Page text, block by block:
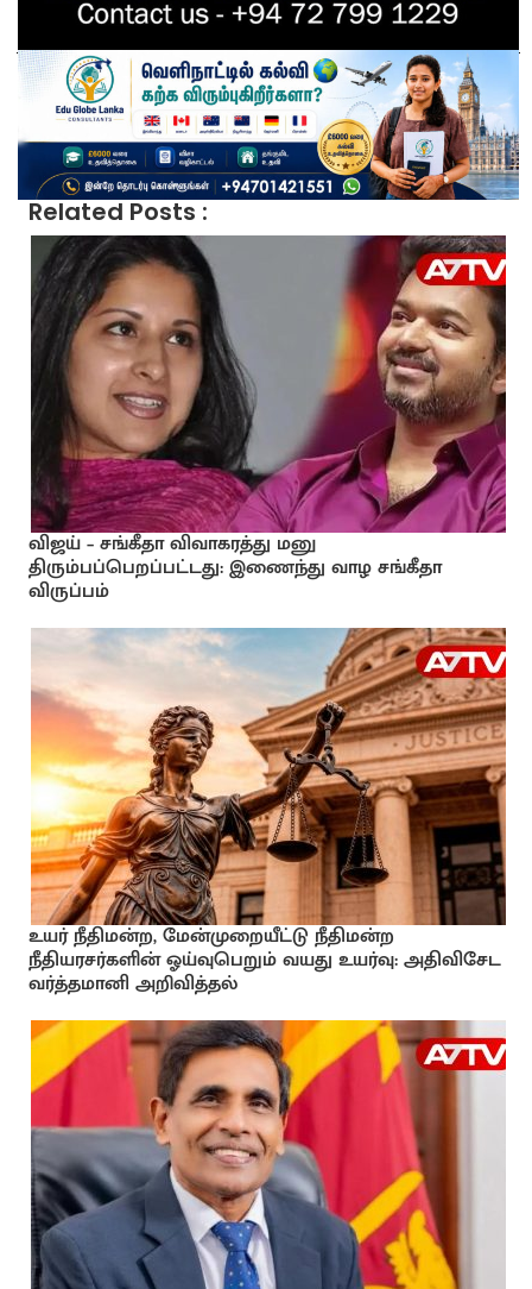
Related Posts :
விஜய் – சங்கீதா விவாகரத்து மனு
திரும்பப்பெறப்பட்டது: இணைந்து வாழ சங்கீதா
விருப்பம்
உயர் நீதிமன்ற, மேன்முறையீட்டு நீதிமன்ற
நீதியரசர்களின் ஓய்வுபெறும் வயது உயர்வு: அதிவிசேட
வர்த்தமானி அறிவித்தல்